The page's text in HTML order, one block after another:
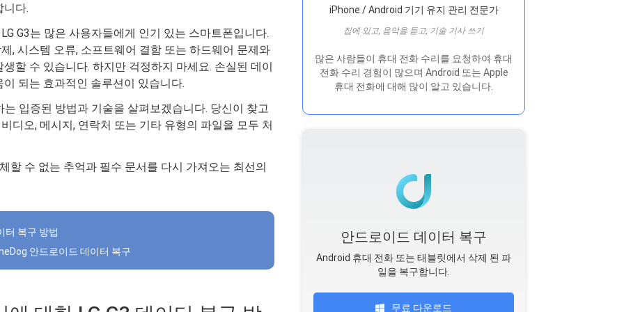
니다.
G3는 많은 사용자들에게 인기 있는 스마트폰입니다.
, 시스템 오류, 소프트웨어 결함 또는 하드웨어 문제와
할 수 있습니다. 하지만 걱정하지 마세요. 손실된 데이
되는 효과적인 솔루션이 있습니다.
입증된 방법과 기술을 살펴보겠습니다. 당신이 찾고
비디오, 메시지, 연락처 또는 기타 유형의 파일을 모두 처
할 수 없는 추억과 필수 문서를 다시 가져오는 최선의
터 복구 방법
안드로이드 데이터 복구
iPhone / Android 기기 유지 관리 전문가
집에 있고, 음악을 듣고, 기술 기사 쓰기
많은 사람들이 휴대 전화 수리를 요청하여 휴대
전화 수리 경험이 많으며 Android 또는 Apple
휴대 전화에 대해 많이 알고 있습니다.
안드로이드 데이터 복구
Android 휴대 전화 또는 태블릿에서 삭제 된 파
일을 복구합니다.
무료 다운로드